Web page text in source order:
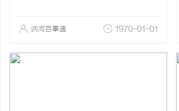
讷河百事通 1970-01-01